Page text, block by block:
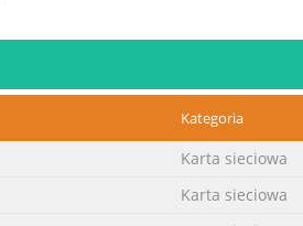
Kategoria
Karta sieciowa
Karta sieciowa